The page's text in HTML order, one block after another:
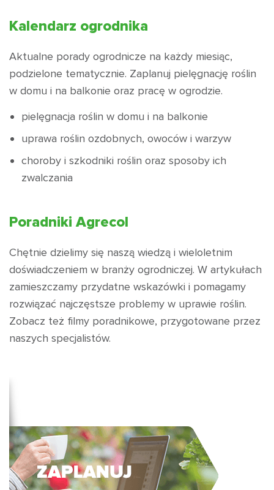
Kalendarz ogrodnika
Aktualne porady ogrodnicze na każdy miesiąc,
podzielone tematycznie. Zaplanuj pielęgnację roślin
w domu i na balkonie oraz pracę w ogrodzie.
pielęgnacja roślin w domu i na balkonie
uprawa roślin ozdobnych, owoców i warzyw
choroby i szkodniki roślin oraz sposoby ich
zwalczania
Poradniki Agrecol
Chętnie dzielimy się naszą wiedzą i wieloletnim
doświadczeniem w branży ogrodniczej. W artykułach
zamieszczamy przydatne wskazówki i pomagamy
rozwiązać najczęstsze problemy w uprawie roślin.
Zobacz też filmy poradnikowe, przygotowane przez
naszych specjalistów.